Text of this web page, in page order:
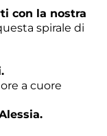
con la nostra
spirale di
a cuore